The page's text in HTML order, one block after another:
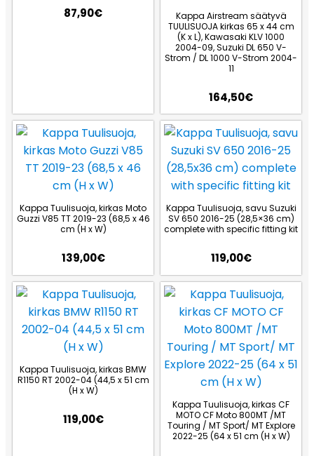
87,90€
Kappa Airstream säätyvä
TUULISUOJA kirkas 65 x 44 cm
(K x L), Kawasaki KLV 1000
2004-09, Suzuki DL 650 V-
Strom / DL 1000 V-Strom 2004-
11
164,50€
Kappa Tuulisuoja, kirkas Moto
Guzzi V85 TT 2019-23 (68,5 x 46
cm (H x W)
139,00€
Kappa Tuulisuoja, savu Suzuki
SV 650 2016-25 (28,5×36 cm)
complete with specific fitting kit
119,00€
Kappa Tuulisuoja, kirkas BMW
R1150 RT 2002-04 (44,5 x 51 cm
(H x W)
119,00€
Kappa Tuulisuoja, kirkas CF
MOTO CF Moto 800MT /MT
Touring / MT Sport/ MT Explore
2022-25 (64 x 51 cm (H x W)